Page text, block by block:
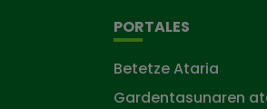
PORTALES
Betetze Ataria
Gardentasunaren